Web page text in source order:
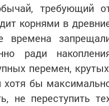
требующий
корнями в
времена
ради
перемен,
хотя бы
не переступить